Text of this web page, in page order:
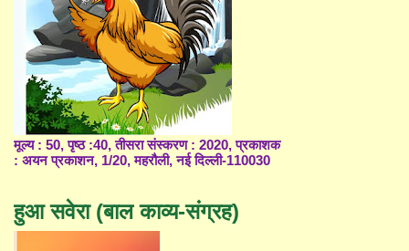
मूल्य : 50, पृष्ठ :40, तीसरा संस्करण : 2020, प्रकाशक
: अयन प्रकाशन, 1/20, महरौली, नई दिल्ली-110030
हुआ सवेरा (बाल काव्य-संग्रह)